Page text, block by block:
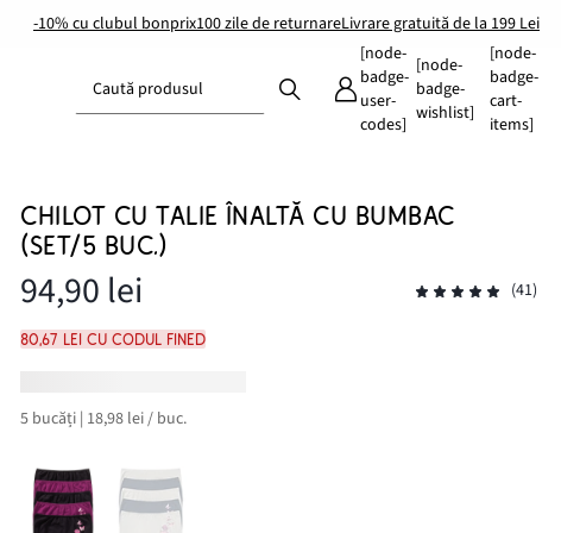
-10% cu clubul bonprix100 zile de returnareLivrare gratuită de la 199 Lei
Caută produsul
[node-
badge-
user-
codes]
[node-
badge-
wishlist]
[node-
badge-
cart-
items]
CHILOT CU TALIE ÎNALTĂ CU BUMBAC
(SET/5 BUC.)
94,90 lei (41)
80,67 lei cu codul FINED
5 bucăți | 18,98 lei / buc.